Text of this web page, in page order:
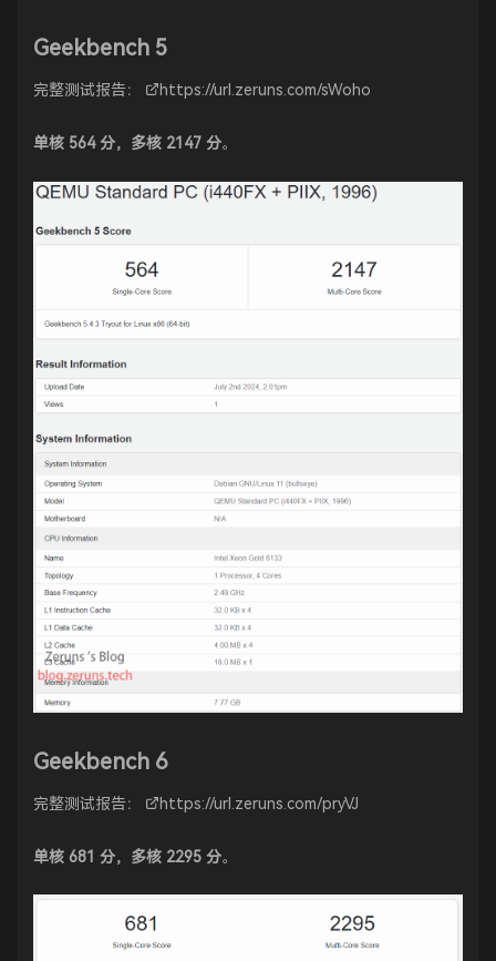
Geekbench 5
完整测试报告： https://url.zeruns.com/sWoho
单核 564 分，多核 2147 分。
Geekbench 6
完整测试报告： https://url.zeruns.com/pryVJ
单核 681 分，多核 2295 分。